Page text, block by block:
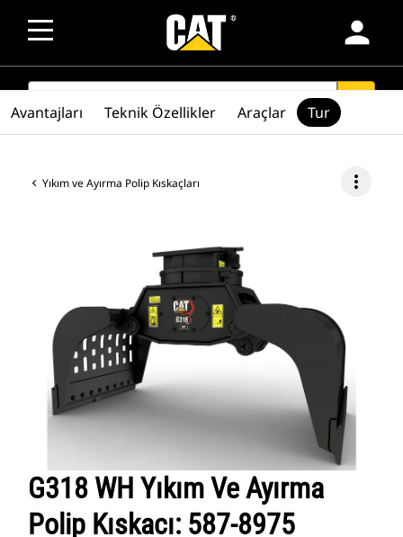
person
SEARCH
Yıkım ve Ayırma Polip Kıskaçları more_vert
G318 WH Yıkım Ve Ayırma
Polip Kıskacı: 587-8975
Avantajları Teknik Özellikler Araçlar Tur